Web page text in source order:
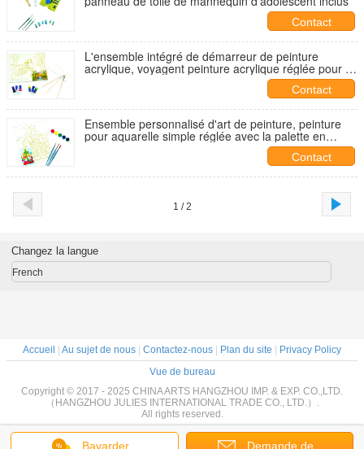
Contact
L'ensemble intégré de démarreur de peinture
acrylique, voyagent peinture acrylique réglée pour 8
Contact
Ensemble personnalisé d'art de peinture, peinture
pour aquarelle simple réglée avec la palette en
Contact
1 / 2
Bavarder Demande de
Changez la langue
French
Accueil Au sujet de nous Contactez-nous Plan du site
Privacy Policy
Vue de bureau
Copyright © 2017 - 2025 CHINA ARTS HANGZHOU IMP. & EXP. CO.,LTD.
（HANGZHOU JULIES INTERNATIONAL TRADE CO., LTD.）.
All rights reserved.